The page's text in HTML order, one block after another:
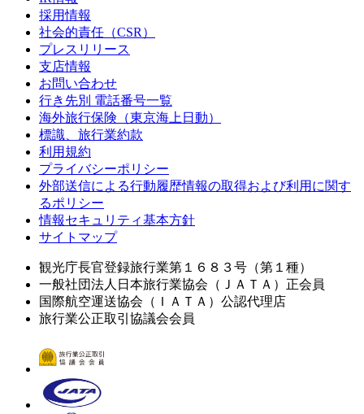
採用情報
社会的責任（CSR）
プレスリリース
支店情報
お問い合わせ
行き先別 電話番号一覧
海外旅行保険（東京海上日動）
標識、旅行業約款
利用規約
プライバシーポリシー
外部送信による行動履歴情報の取得および利用に関す
るポリシー
情報セキュリティ基本方針
サイトマップ
観光庁長官登録旅行業第１６８３号（第１種）
一般社団法人日本旅行業協会（ＪＡＴＡ）正会員
国際航空運送協会（ＩＡＴＡ）公認代理店
旅行業公正取引協議会会員